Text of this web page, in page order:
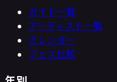
ガイド一覧
アーティスト一覧
カレンダー
フェス比較